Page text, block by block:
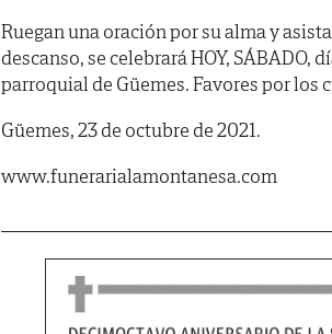
Ruegan una oración por su alma y
descanso, se celebrará HOY, SÁBADO,
parroquial de Güemes. Favores por los
Güemes, 23 de octubre de 2021.
www.funerarialamontanesa.com